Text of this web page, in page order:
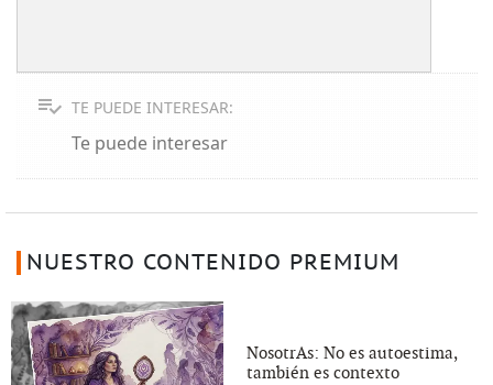
TE PUEDE INTERESAR:
Te puede interesar
NUESTRO CONTENIDO PREMIUM
NosotrAs: No es autoestima,
también es contexto